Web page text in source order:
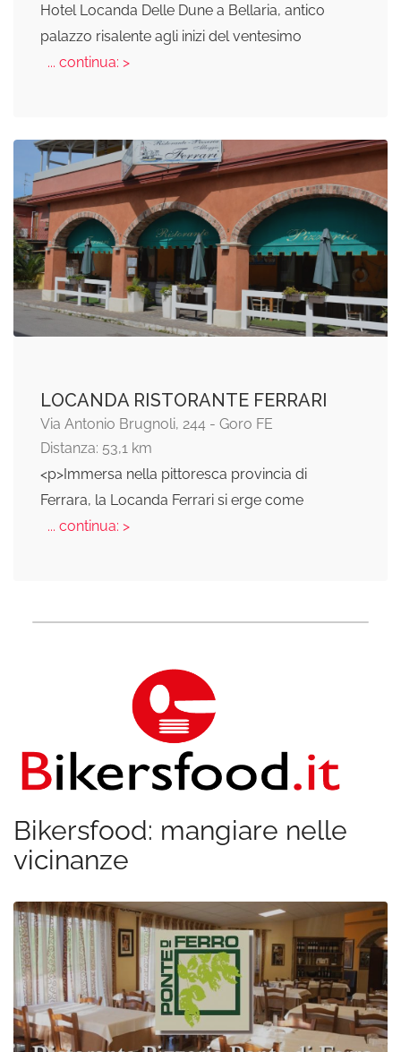
Hotel Locanda Delle Dune a Bellaria, antico
palazzo risalente agli inizi del ventesimo
... continua: >
LOCANDA RISTORANTE FERRARI
Via Antonio Brugnoli, 244 - Goro FE
Distanza: 53,1 km
<p>Immersa nella pittoresca provincia di
Ferrara, la Locanda Ferrari si erge come
... continua: >
Bikersfood: mangiare nelle
vicinanze